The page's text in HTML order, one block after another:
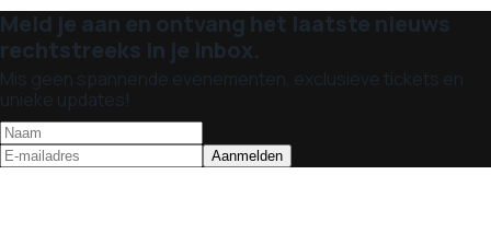
Meld je aan en ontvang het laatste nieuws
rechtstreeks in je inbox.
Mis geen spannende evenementen, exclusieve tickets en
unieke updates!